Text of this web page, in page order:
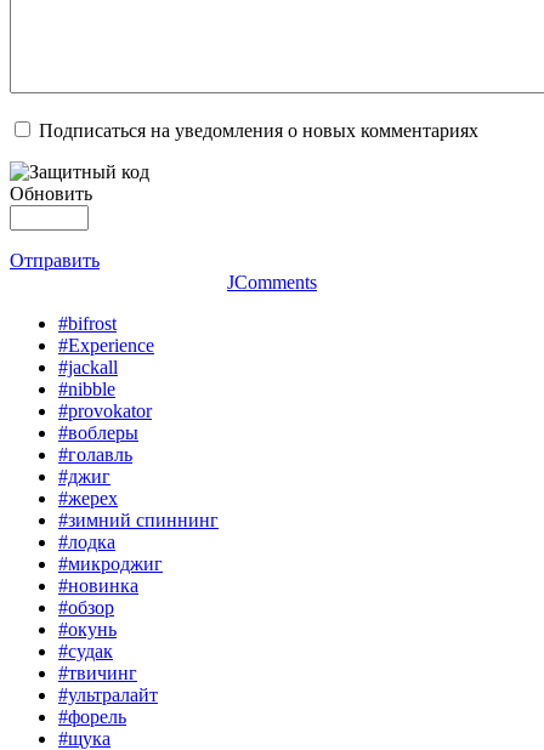
Подписаться на уведомления о новых комментариях
Обновить
Отправить
JComments
#bifrost
#Experience
#jackall
#nibble
#provokator
#воблеры
#голавль
#джиг
#жерех
#зимний спиннинг
#лодка
#микроджиг
#новинка
#обзор
#окунь
#судак
#твичинг
#ультралайт
#форель
#щука